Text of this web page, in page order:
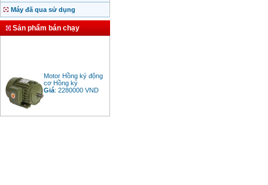
Máy đã qua sử dụng
Sản phẩm bán chạy
Motor Hồng ký động
cơ Hồng ký
Giá :2280000 VND